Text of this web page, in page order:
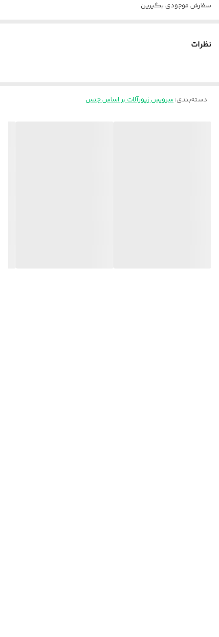
سفارش موجودی بگیرین
نظرات
دسته‌بندی:سرویس زیورآلات بر اساس جنس